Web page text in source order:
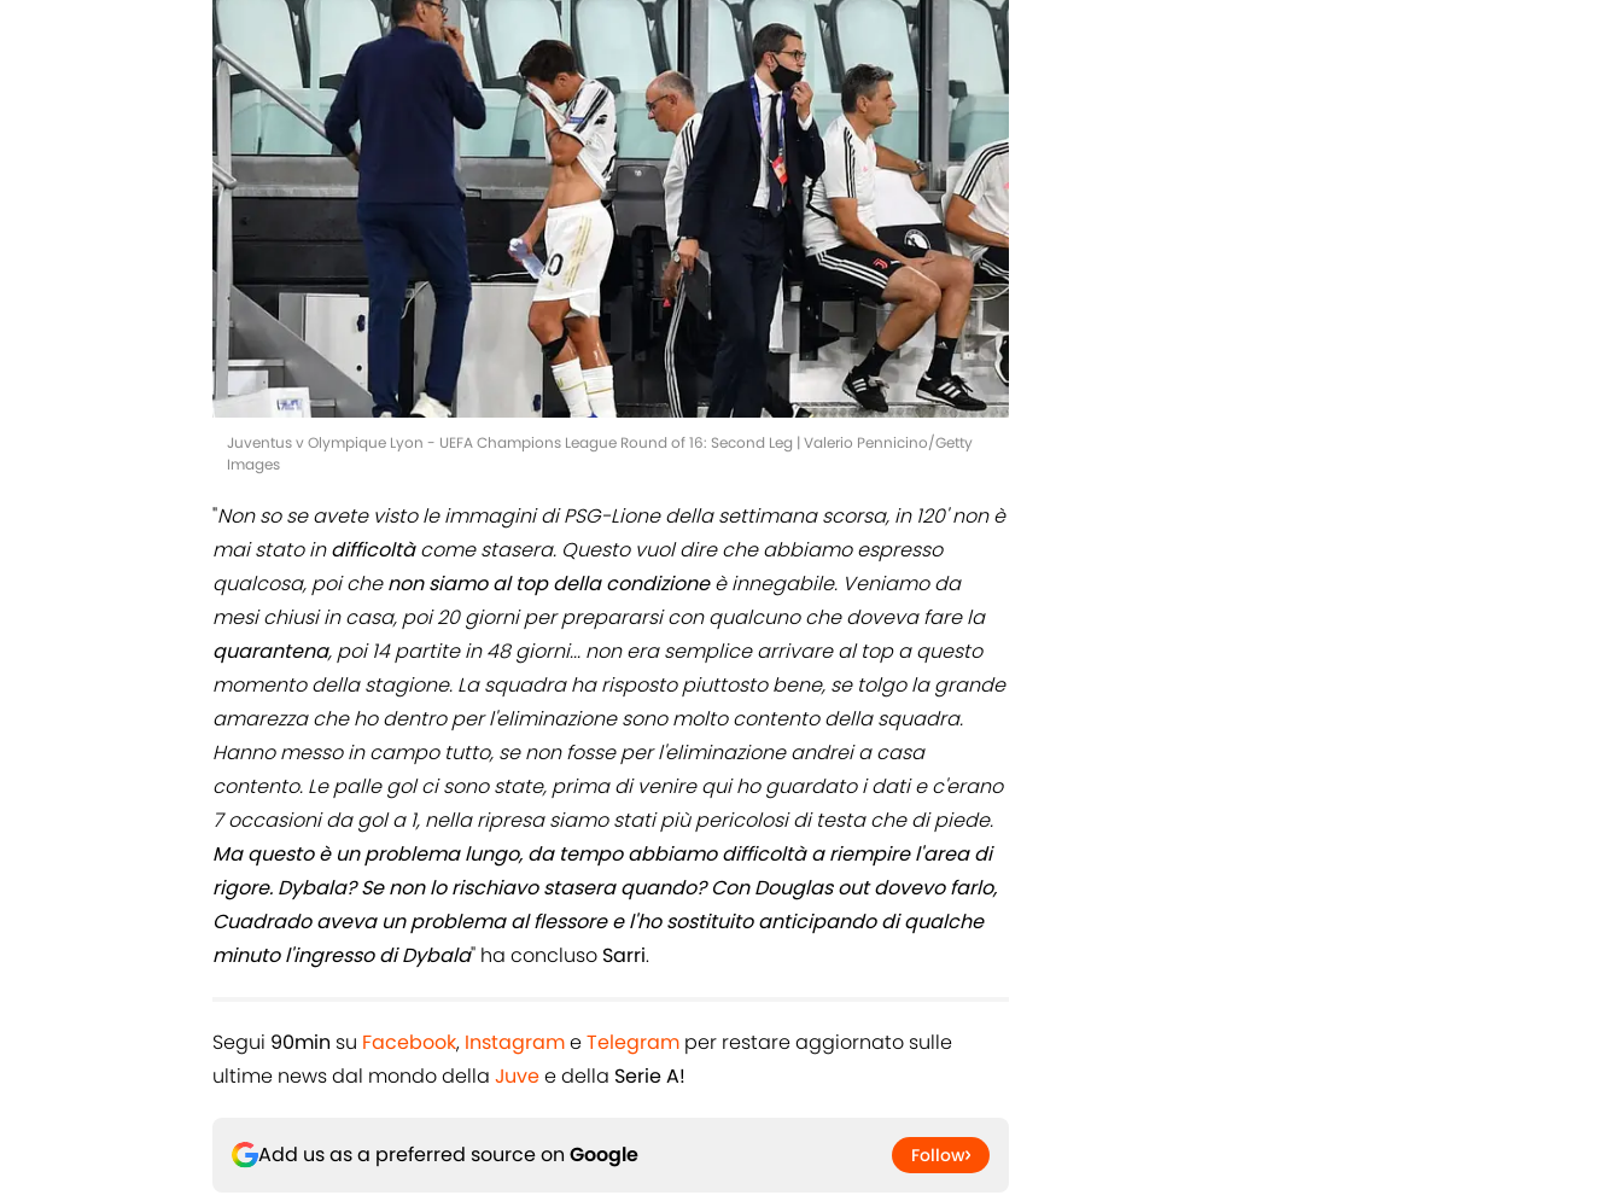
Juventus v Olympique Lyon - UEFA Champions League Round of 16: Second Leg | Valerio Pennicino/Getty
Images
"Non so se avete visto le immagini di PSG-Lione della settimana scorsa, in 120' non è
mai stato indifficoltàcome stasera. Questo vuol dire che abbiamo espresso
qualcosa, poi chenon siamo al top della condizioneè innegabile. Veniamo da
mesi chiusi in casa, poi 20 giorni per prepararsi con qualcuno che doveva fare la
quarantena, poi 14 partite in 48 giorni... non era semplice arrivare al top a questo
momento della stagione. La squadra ha risposto piuttosto bene, se tolgo la grande
amarezza che ho dentro per l'eliminazione sono molto contento della squadra.
Hanno messo in campo tutto, se non fosse per l'eliminazione andrei a casa
contento. Le palle gol ci sono state, prima di venire qui ho guardato i dati e c'erano
7 occasioni da gol a 1, nella ripresa siamo stati più pericolosi di testa che di piede.
Ma questo è un problema lungo, da tempo abbiamo difficoltà a riempire l'area di
rigore. Dybala? Se non lo rischiavo stasera quando? Con Douglas out dovevo farlo,
Cuadrado aveva un problema al flessore e l'ho sostituito anticipando di qualche
minuto l'ingresso di Dybala" ha concluso Sarri.
Segui 90min su Facebook, InstagrameTelegram per restare aggiornato sulle
ultime news dal mondo della Juvee della Serie A!
Add us as a preferred source on Google Follow